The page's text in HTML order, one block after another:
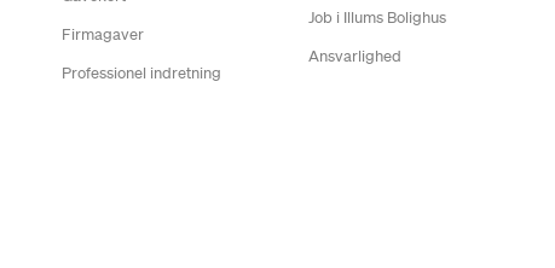
Firmagaver
Professionel indretning
Job i Illums Bolighus
Ansvarlighed